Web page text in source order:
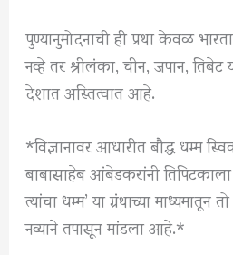
पुण्यानुमोदनाची ही प्रथा केवळ
नव्हे तर श्रीलंका, चीन, जपान, तिबेट
देशात अस्तित्वात आहे.
*विज्ञानावर आधारीत बौद्ध धम्म
बाबासाहेब आंबेडकरांनी
त्यांचा धम्म’ या ग्रंथाच्या माध्यमातून
नव्याने तपासून मांडला आहे.*